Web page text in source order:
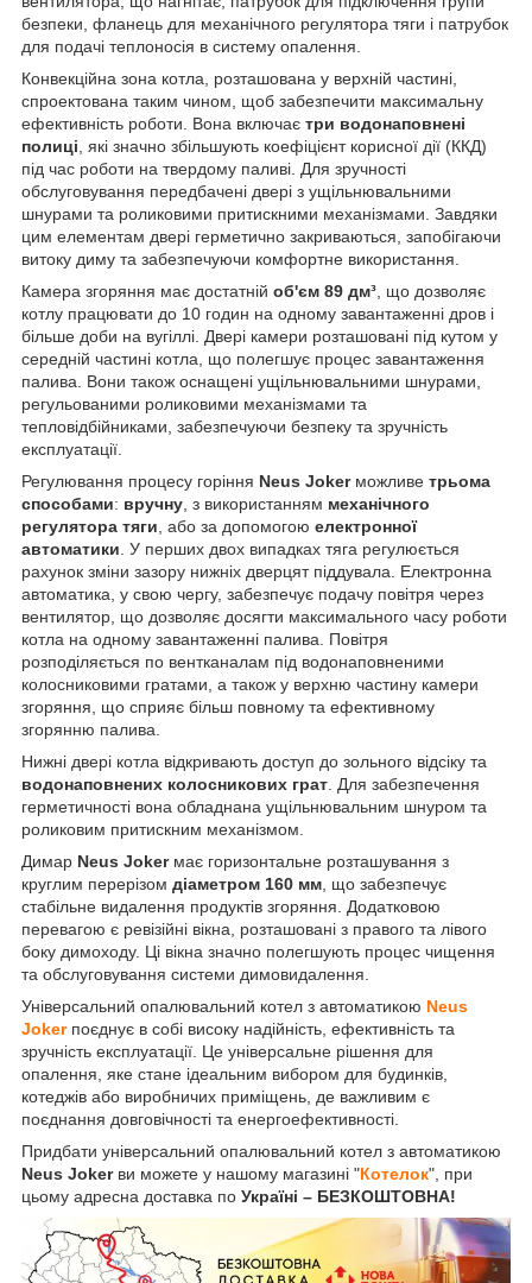
безпеки, фланець для механічного регулятора тяги і патрубок
для подачі теплоносія в систему опалення.
Конвекційна зона котла, розташована у верхній частині,
спроектована таким чином, щоб забезпечити максимальну
ефективність роботи. Вона включає три водонаповнені
полиці , які значно збільшують коефіцієнт корисної дії (ККД)
під час роботи на твердому паливі. Для зручності
обслуговування передбачені двері з ущільнювальними
шнурами та роликовими притискними механізмами. Завдяки
цим елементам двері герметично закриваються, запобігаючи
витоку диму та забезпечуючи комфортне використання.
Камера згоряння має достатній об'єм 89 дм³ , що дозволяє
котлу працювати до 10 годин на одному завантаженні дров і
більше доби на вугіллі. Двері камери розташовані під кутом у
середній частині котла, що полегшує процес завантаження
палива. Вони також оснащені ущільнювальними шнурами,
регульованими роликовими механізмами та
тепловідбійниками, забезпечуючи безпеку та зручність
експлуатації.
Регулювання процесу горіння Neus Jokerможливе трьома
способами: вручну , з використанням механічного
регулятора тяги , або за допомогою електронної
автоматики . У перших двох випадках тяга регулюється
рахунок зміни зазору нижніх дверцят піддувала. Електронна
автоматика, у свою чергу, забезпечує подачу повітря через
вентилятор, що дозволяє досягти максимального часу роботи
котла на одному завантаженні палива. Повітря
розподіляється по вентканалам під водонаповненими
колосниковими гратами, а також у верхню частину камери
згоряння, що сприяє більш повному та ефективному
згорянню палива.
Нижні двері котла відкривають доступ до зольного відсіку та
водонаповнених колосникових грат . Для забезпечення
герметичності вона обладнана ущільнювальним шнуром та
роликовим притискним механізмом.
Димар Neus Jokerмає горизонтальне розташування з
круглим перерізом діаметром 160 мм , що забезпечує
стабільне видалення продуктів згоряння. Додатковою
перевагою є ревізійні вікна, розташовані з правого та лівого
боку димоходу. Ці вікна значно полегшують процес чищення
та обслуговування системи димовидалення.
Універсальний опалювальний котел з автоматикою Neus
Jokerпоєднує в собі високу надійність, ефективність та
зручність експлуатації. Це універсальне рішення для
опалення, яке стане ідеальним вибором для будинків,
котеджів або виробничих приміщень, де важливим є
поєднання довговічності та енергоефективності.
Придбати універсальний опалювальний котел з автоматикою
Neus Jokerви можете у нашому магазині "Котелок", при
цьому адресна доставка по Україні – БЕЗКОШТОВНА!